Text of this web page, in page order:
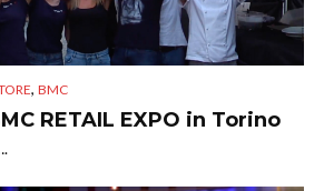
, BMC
RETAIL EXPO in Torino